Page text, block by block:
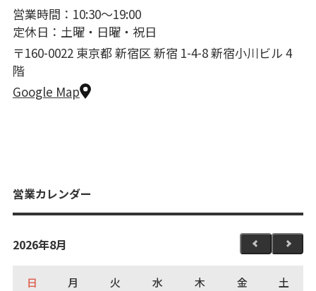
営業時間：10:30〜19:00
定休日：土曜・日曜・祝日
〒160-0022 東京都 新宿区 新宿 1-4-8 新宿小川ビル 4
階
Google Map
営業カレンダー
2026年8月
日 月 火 水 木 金 土